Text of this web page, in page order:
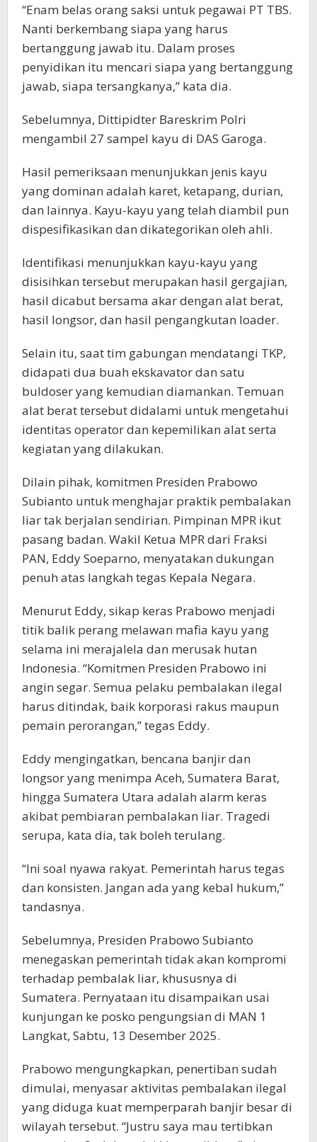
“Enam belas orang saksi untuk pegawai PT TBS.
Nanti berkembang siapa yang harus
bertanggung jawab itu. Dalam proses
penyidikan itu mencari siapa yang bertanggung
jawab, siapa tersangkanya,” kata dia.
Sebelumnya, Dittipidter Bareskrim Polri
mengambil 27 sampel kayu di DAS Garoga.
Hasil pemeriksaan menunjukkan jenis kayu
yang dominan adalah karet, ketapang, durian,
dan lainnya. Kayu-kayu yang telah diambil pun
dispesifikasikan dan dikategorikan oleh ahli.
Identifikasi menunjukkan kayu-kayu yang
disisihkan tersebut merupakan hasil gergajian,
hasil dicabut bersama akar dengan alat berat,
hasil longsor, dan hasil pengangkutan loader.
Selain itu, saat tim gabungan mendatangi TKP,
didapati dua buah ekskavator dan satu
buldoser yang kemudian diamankan. Temuan
alat berat tersebut didalami untuk mengetahui
identitas operator dan kepemilikan alat serta
kegiatan yang dilakukan.
Dilain pihak, komitmen Presiden Prabowo
Subianto untuk menghajar praktik pembalakan
liar tak berjalan sendirian. Pimpinan MPR ikut
pasang badan. Wakil Ketua MPR dari Fraksi
PAN, Eddy Soeparno, menyatakan dukungan
penuh atas langkah tegas Kepala Negara.
Menurut Eddy, sikap keras Prabowo menjadi
titik balik perang melawan mafia kayu yang
selama ini merajalela dan merusak hutan
Indonesia. “Komitmen Presiden Prabowo ini
angin segar. Semua pelaku pembalakan ilegal
harus ditindak, baik korporasi rakus maupun
pemain perorangan,” tegas Eddy.
Eddy mengingatkan, bencana banjir dan
longsor yang menimpa Aceh, Sumatera Barat,
hingga Sumatera Utara adalah alarm keras
akibat pembiaran pembalakan liar. Tragedi
serupa, kata dia, tak boleh terulang.
“Ini soal nyawa rakyat. Pemerintah harus tegas
dan konsisten. Jangan ada yang kebal hukum,”
tandasnya.
Sebelumnya, Presiden Prabowo Subianto
menegaskan pemerintah tidak akan kompromi
terhadap pembalak liar, khususnya di
Sumatera. Pernyataan itu disampaikan usai
kunjungan ke posko pengungsian di MAN 1
Langkat, Sabtu, 13 Desember 2025.
Prabowo mengungkapkan, penertiban sudah
dimulai, menyasar aktivitas pembalakan ilegal
yang diduga kuat memperparah banjir besar di
wilayah tersebut. “Justru saya mau tertibkan